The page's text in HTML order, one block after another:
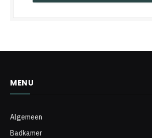
MENU
Algemeen
Badkamer